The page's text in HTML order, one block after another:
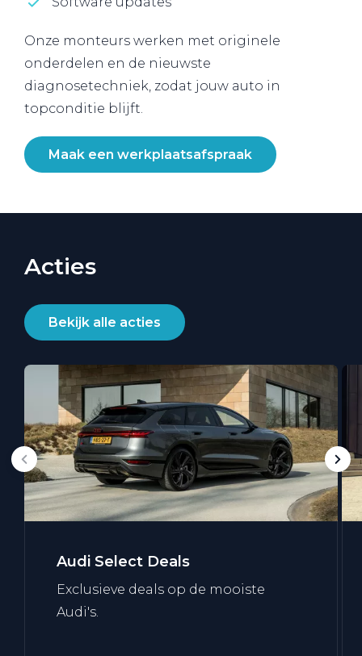
Onze monteurs werken met originele
onderdelen en de nieuwste
diagnosetechniek, zodat jouw auto in
topconditie blijft.
Maak een werkplaatsafspraak
Acties
Bekijk alle acties
Audi Select Deals
Exclusieve deals op de mooiste
Audi's.